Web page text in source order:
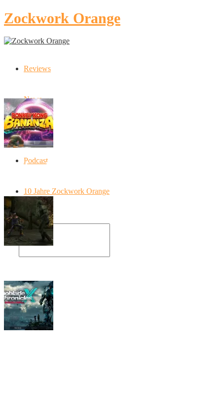
Zockwork Orange
Reviews
News
Artikel
Podcast
10 Jahre Zockwork Orange
Donkey Kong Bananza: “Ich mache alles